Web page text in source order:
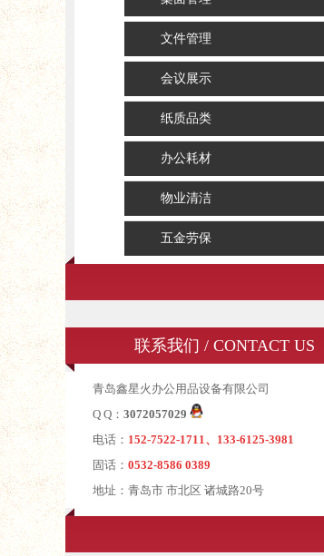
文件管理
会议展示
纸质品类
办公耗材
物业清洁
五金劳保
联系我们 / CONTACT US
青岛鑫星火办公用品设备有限公司
Q Q： 3072057029
电话： 152-7522-1711、133-6125-3981
固话： 0532-8586 0389
地址：青岛市 市北区 诸城路20号